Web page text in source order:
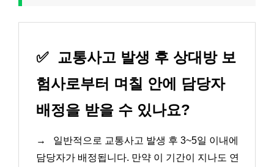
✅ 교통사고 발생 후 상대방 보
험사로부터 며칠 안에 담당자
배정을 받을 수 있나요?
→
일반적으로 교통사고 발생 후 3~5일 이내에
담당자가 배정됩니다. 만약 이 기간이 지나도 연